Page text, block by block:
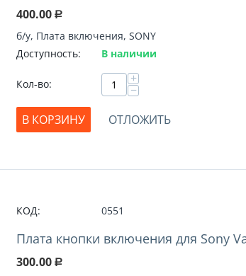
400.00 Р
б/у, Плата включения, SONY
Доступность:
В наличии
Кол-во: +
−
В КОРЗИНУ
ОТЛОЖИТЬ
КОД: 0551
Плата кнопки включения для Sony
300.00 Р